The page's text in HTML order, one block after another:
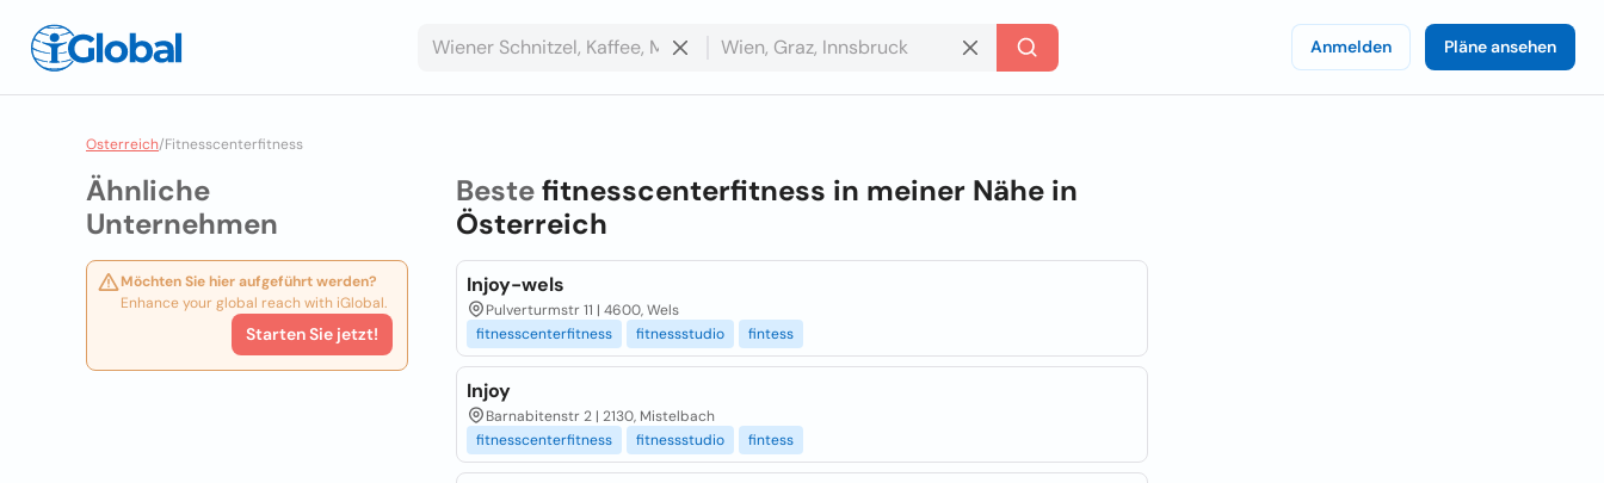
Anmelden Pläne ansehen
Osterreich/Fitnesscenterfitness
Ähnliche
Unternehmen
Möchten Sie hier aufgeführt werden?
Enhance your global reach with iGlobal.
Starten Sie jetzt!
Bestefitnesscenterfitness in meiner Nähe in
Österreich
Injoy-wels
Pulverturmstr 11 | 4600, Wels
fitnesscenterfitness
fitnessstudio fintess
Injoy
Barnabitenstr 2 | 2130, Mistelbach
fitnesscenterfitness
fitnessstudio fintess